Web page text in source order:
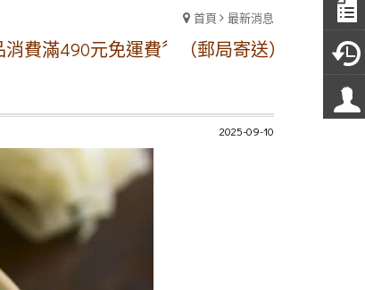
首頁 最新消息
滿490元免運費〞（郵局寄送） 冷凍宅配方
2025-09-10